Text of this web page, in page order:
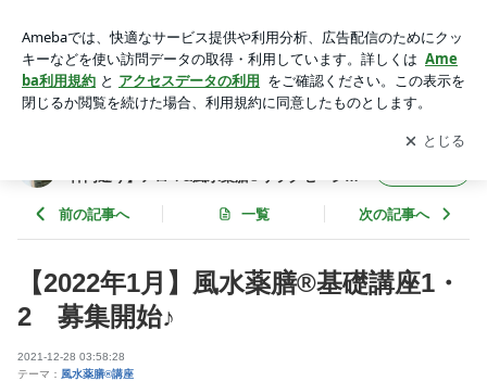
るめて笑顔の毎日へ☆【出雲大社・神門通り】アロマ&風水薬
膳®︎リラクセーションスペース ゆるり
アプリをダウンロードして ブログの更新通知
を受け取りまし
ょう。
開く
神門通り】アロマ&風水薬膳®︎リラクセーショ
前の記事へ 一覧 次の記事へ
【2022年1月】風水薬膳®基礎講座1・
2 募集開始♪
2021-12-28 03:58:28
テーマ： 風水薬膳®︎講座